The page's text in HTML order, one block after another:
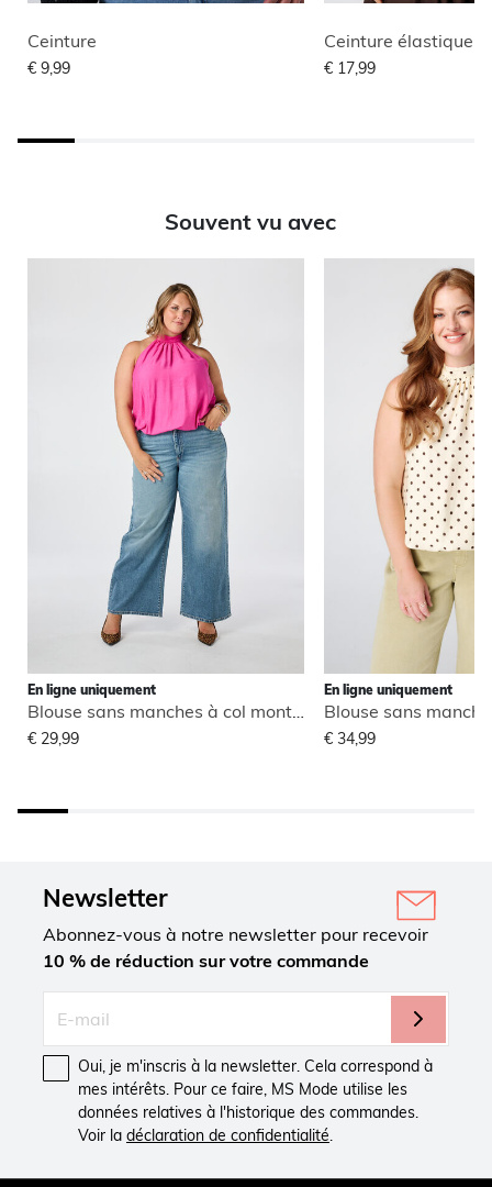
Ceinture
€ 9,99 € 17,99
Souvent vu avec
En ligne uniquement
Blouse sans manches à col montant
€ 29,99
En ligne uniquement
€ 34,99
Newsletter
Abonnez-vous à notre newsletter pour recevoir
10 % de réduction sur votre commande
Oui, je m'inscris à la newsletter. Cela correspond à
mes intérêts. Pour ce faire, MS Mode utilise les
données relatives à l'historique des commandes.
Voir la déclaration de confidentialité.